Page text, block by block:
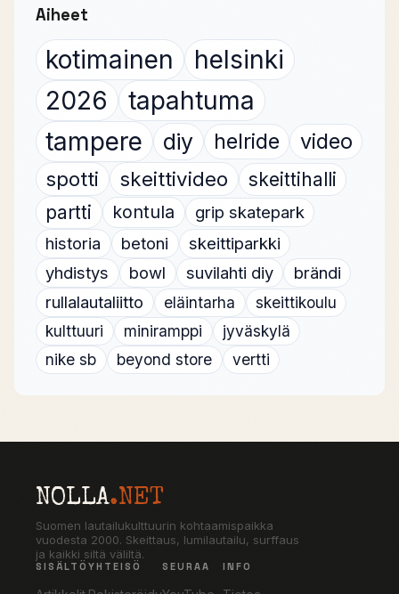
Aiheet
kotimainen
helsinki
2026
tapahtuma
tampere
diy helride video
spotti skeittivideo
skeittihalli
partti
kontula
grip skatepark
historia
betoni
skeittiparkki
yhdistys
bowl suvilahti diy
brändi
rullalautaliitto
eläintarha
skeittikoulu
kulttuuri
miniramppi
jyväskylä
nike sb
beyond store vertti
NOLLA.NET
Suomen lautailukulttuurin kohtaamispaikka
vuodesta 2000. Skeittaus, lumilautailu, surffaus
ja kaikki siltä väliltä.
SISÄLTÖ YHTEISÖ SEURAA INFO